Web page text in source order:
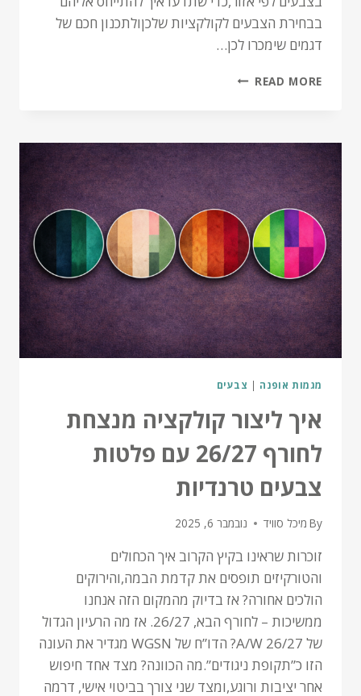
בבחירת הצבעים לקולקציות שלכןולתכנון חכם של
דגמים שימכרו לכן…
READ MORE
מגמות אופנה | צבעים
איך ליצור קולקציה מנצחת
לחורף 26/27 עם פלטות
צבעים טרנדיות
By מיכל סוויד נובמבר 6, 2025
זוכרות שראינו בקיץ הקרוב איך הכחולים
והטורקיזים תופסים את קדמת הבמה,והירוקים
הולכים אחורה? אז בדיוק מהמקום הזה אנחנו
ממשיכות – לחורף הבא, 26/27. אז מה הרעיון הגדול
של A/W 26/27? הדו”ח של WGSN מגדיר את העונה
הזו כ”תקופת ניגודים”.מה הכוונה? מצד אחד חיפוש
אחר יציבות ורוגע,ומצד שני צורך בביטוי אישי, דרמה